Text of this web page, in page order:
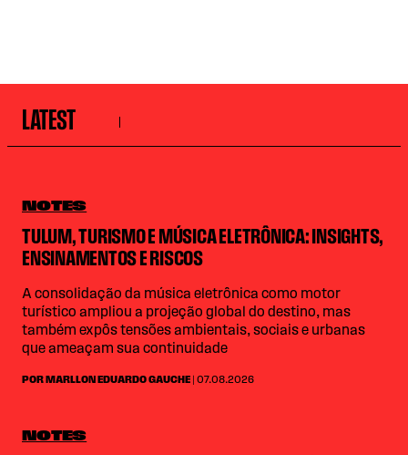
LATEST
NOTES
TULUM, TURISMO E MÚSICA ELETRÔNICA: INSIGHTS,
ENSINAMENTOS E RISCOS
A consolidação da música eletrônica como motor
turístico ampliou a projeção global do destino, mas
também expôs tensões ambientais, sociais e urbanas
que ameaçam sua continuidade
POR MARLLON EDUARDO GAUCHE | 07.08.2026
NOTES